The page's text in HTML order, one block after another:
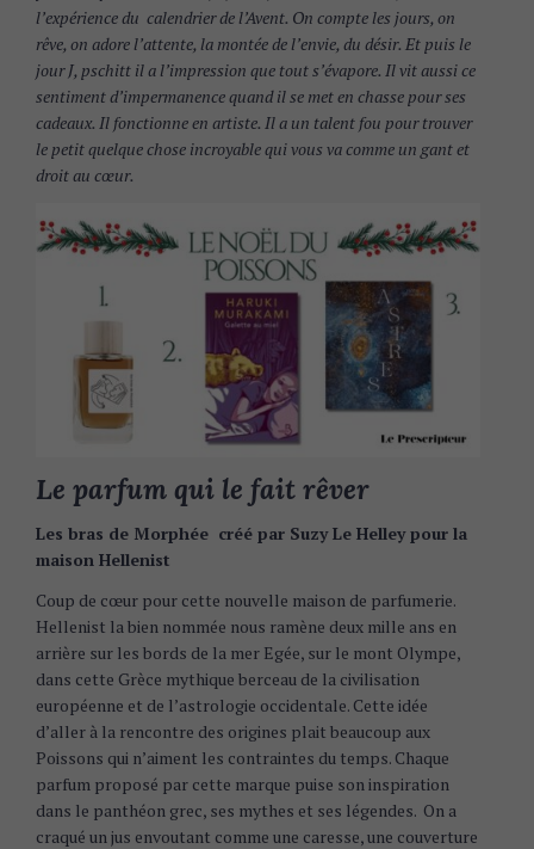
l’expérience du calendrier de l’Avent. On compte les jours, on
rêve, on adore l’attente, la montée de l’envie, du désir. Et puis le
jour J, pschitt il a l’impression que tout s’évapore. Il vit aussi ce
sentiment d’impermanence quand il se met en chasse pour ses
cadeaux. Il fonctionne en artiste. Il a un talent fou pour trouver
le petit quelque chose incroyable qui vous va comme un gant et
droit au cœur.
Le parfum qui le fait rêver
Les bras de Morphée créé par Suzy Le Helley pour la
maison Hellenist
Coup de cœur pour cette nouvelle maison de parfumerie.
Hellenist la bien nommée nous ramène deux mille ans en
arrière sur les bords de la mer Egée, sur le mont Olympe,
dans cette Grèce mythique berceau de la civilisation
européenne et de l’astrologie occidentale. Cette idée
d’aller à la rencontre des origines plait beaucoup aux
Poissons qui n’aiment les contraintes du temps. Chaque
parfum proposé par cette marque puise son inspiration
dans le panthéon grec, ses mythes et ses légendes. On a
craqué un jus envoutant comme une caresse, une couverture